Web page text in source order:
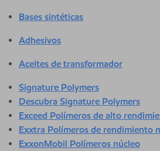
Bases sintéticas
Adhesivos
Aceites de transformador
Signature Polymers
Descubra Signature Polymers
Exceed Polímeros de alto
Exxtra Polímeros de rendimiento
ExxonMobil Polímeros núcleo